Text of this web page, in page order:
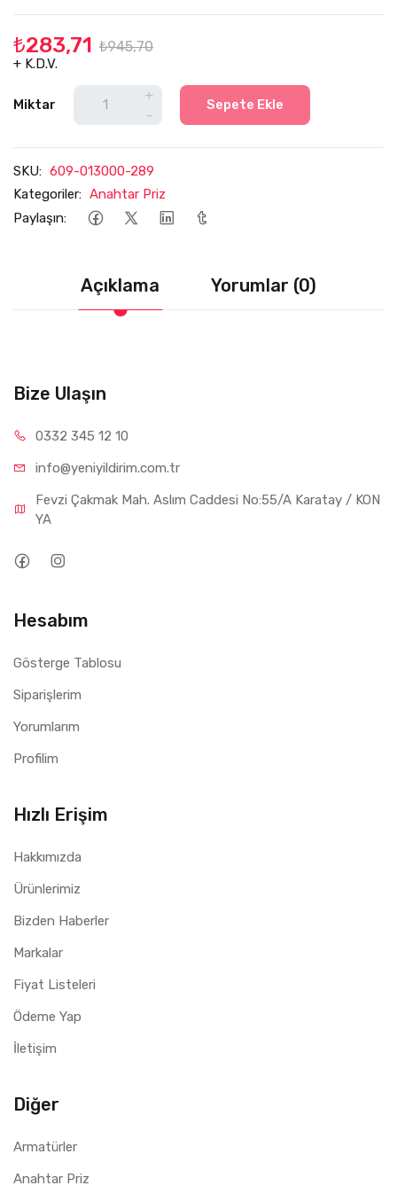
₺283,71 ₺945,70
+ K.D.V.
Miktar
+
-
Sepete Ekle
SKU: 609-013000-289
Kategoriler: Anahtar Priz
Paylaşın:
Açıklama Yorumlar (0)
Bize Ulaşın
0332 345 12 10
info@yeniyildirim.com.tr
Fevzi Çakmak Mah. Aslım Caddesi No:55/A Karatay / KON
YA
Hesabım
Gösterge Tablosu
Siparişlerim
Yorumlarım
Profilim
Hızlı Erişim
Hakkımızda
Ürünlerimiz
Bizden Haberler
Markalar
Fiyat Listeleri
Ödeme Yap
İletişim
Diğer
Armatürler
Anahtar Priz